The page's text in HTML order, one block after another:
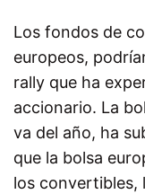
Los fondos de
europeos,
rally que ha
accionario. La
va del año, ha
que la bolsa
los convertibles,